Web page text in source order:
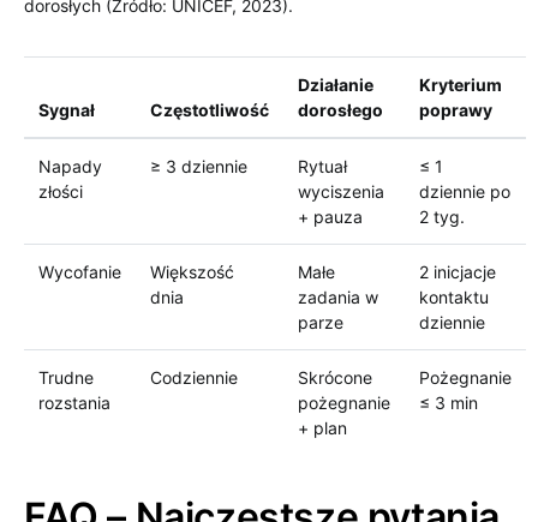
dorosłych (Źródło: UNICEF, 2023).
Sygnał Częstotliwość
Działanie
dorosłego
Kryterium
poprawy
Napady
złości
≥ 3 dziennie
Rytuał
wyciszenia
+ pauza
≤ 1
dziennie po
2 tyg.
Wycofanie
Większość
dnia
Małe
zadania w
parze
2 inicjacje
kontaktu
dziennie
Trudne
rozstania
Codziennie
Skrócone
pożegnanie
+ plan
Pożegnanie
≤ 3 min